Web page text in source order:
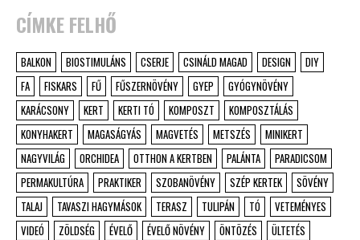
CÍMKE FELHŐ
BALKON BIOSTIMULÁNS CSERJE CSINÁLD MAGAD DESIGN
DIY
FA
FISKARS FŰ FŰSZERNÖVÉNY GYEP
GYÓGYNÖVÉNY
KARÁCSONY
KERT KERTI TÓ KOMPOSZT
KOMPOSZTÁLÁS
KONYHAKERT
MAGASÁGYÁS MAGVETÉS METSZÉS
MINIKERT
NAGYVILÁG
ORCHIDEA OTTHON A KERTBEN PALÁNTA
PARADICSOM
PERMAKULTÚRA
PRAKTIKER SZOBANÖVÉNY SZÉP KERTEK
SÖVÉNY
TALAJ
TAVASZI HAGYMÁSOK TERASZ TULIPÁN TÓ
VETEMÉNYES
VIDEÓ
ZÖLDSÉG ÉVELŐ ÉVELŐ NÖVÉNY ÖNTÖZÉS
ÜLTETÉS